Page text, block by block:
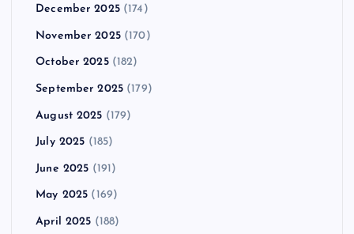
December 2025(174)
November 2025(170)
October 2025(182)
September 2025 (179)
August 2025 (179)
July 2025 (185)
June 2025 (191)
May 2025 (169)
April 2025 (188)